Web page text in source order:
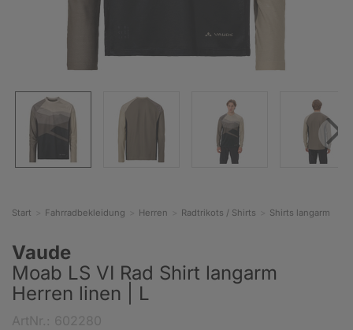
Start Fahrradbekleidung Herren Radtrikots / Shirts Shirts langarm
Vaude
Moab LS VI Rad Shirt langarm
Herren linen | L